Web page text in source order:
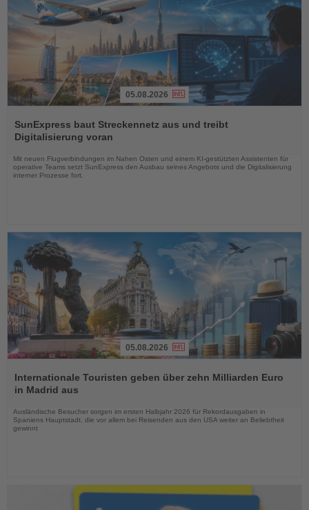
Sie
die
Nachrichten
05.08.2026
SunExpress baut Streckennetz aus und treibt
Digitalisierung voran
Mit neuen Flugverbindungen im Nahen Osten und einem KI-gestützten Assistenten für
operative Teams setzt SunExpress den Ausbau seines Angebots und die Digitalisierung
interner Prozesse fort.
Sie
die
05.08.2026
Internationale Touristen geben über zehn Milliarden Euro
in Madrid aus
Ausländische Besucher sorgen im ersten Halbjahr 2026 für Rekordausgaben in
Spaniens Hauptstadt, die vor allem bei Reisenden aus den USA weiter an Beliebtheit
gewinnt